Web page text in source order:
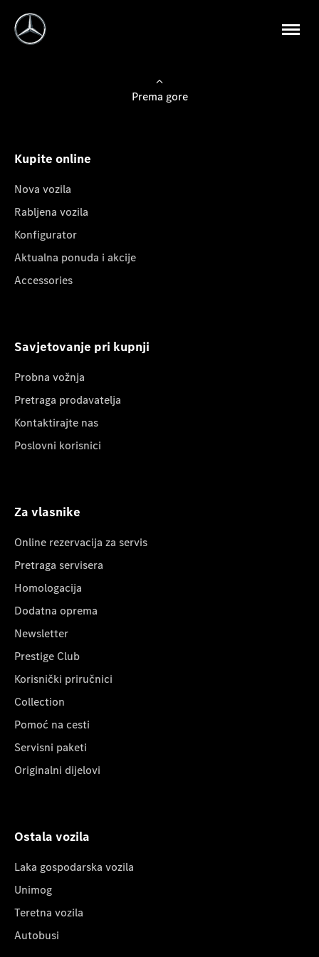
Prema gore
Kupite online
Nova vozila
Rabljena vozila
Konfigurator
Aktualna ponuda i akcije
Accessories
Savjetovanje pri kupnji
Probna vožnja
Pretraga prodavatelja
Kontaktirajte nas
Poslovni korisnici
Za vlasnike
Online rezervacija za servis
Pretraga servisera
Homologacija
Dodatna oprema
Newsletter
Prestige Club
Korisnički priručnici
Collection
Pomoć na cesti
Servisni paketi
Originalni dijelovi
Ostala vozila
Laka gospodarska vozila
Unimog
Teretna vozila
Autobusi